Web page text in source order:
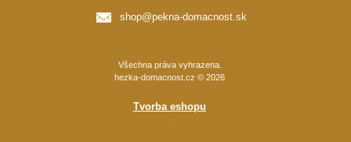
shop@pekna-domacnost.sk
Všechna práva vyhrazena.
hezka-domacnost.cz © 2026
Tvorba eshopu
: